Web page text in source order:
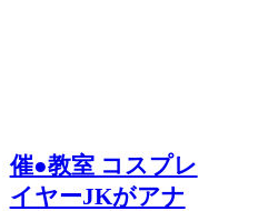
催●教室 コスプレ
イヤーJKがアナ